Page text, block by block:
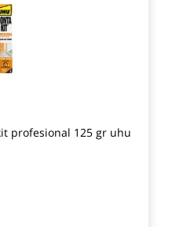
profesional 125 gr uhu